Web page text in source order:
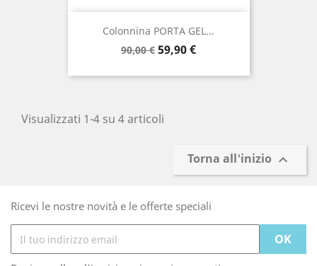
Colonnina PORTA GEL...
Prezzo
90,00 € Prezzo
59,90 €
Visualizzati 1-4 su 4 articoli
Torna all'inizio 
Ricevi le nostre novità e le offerte speciali